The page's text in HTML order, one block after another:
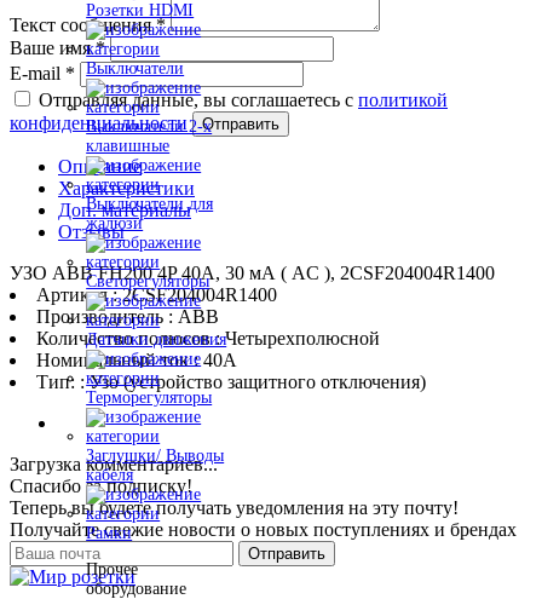
Розетки HDMI
Выключатели
Выключатели 2-х
клавишные
Выключатели для
жалюзи
Светорегуляторы
Датчики движения
Терморегуляторы
Заглушки/ Выводы
кабеля
Рамки
Прочее
оборудование
Текст сообщения*
Ваше имя*
E-mail *
Отправляя данные, вы соглашаетесь с политикой
конфиденциальности
Отправить
Описание
Характеристики
Доп. материалы
Отзывы
УЗО ABB FH200 4P 40А, 30 мА ( AC ), 2CSF204004R1400
Артикул : 2CSF204004R1400
Производитель : ABB
Количество полюсов : Четырехполюсной
Номинальный ток : 40A
Тип: : Узо (устройство защитного отключения)
Загрузка комментариев...
Спасибо за подписку!
Теперь вы будете получать уведомления на эту почту!
Получайте свежие новости о новых поступлениях и брендах
Отправить